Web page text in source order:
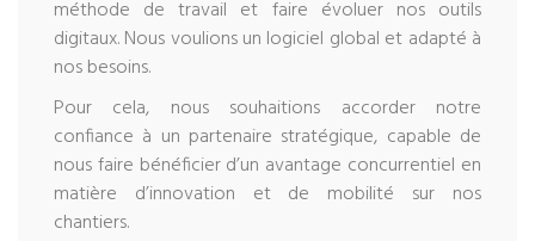
méthode de travail et faire évoluer nos outils
digitaux. Nous voulions un logiciel global et adapté à
nos besoins.
Pour cela, nous souhaitions accorder notre
confiance à un partenaire stratégique, capable de
nous faire bénéficier d’un avantage concurrentiel en
matière d’innovation et de mobilité sur nos
chantiers.